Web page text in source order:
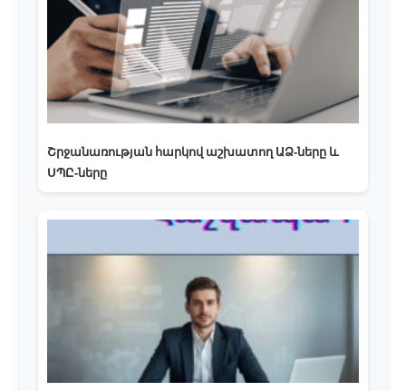
Շրջանառության հարկով աշխատող ԱՁ-ները և
ՍՊԸ-ները